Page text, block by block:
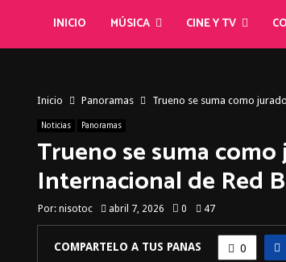
INICIO MÚSICA CINE Y TV
Inicio Panoramas Trueno se suma como
Noticias Panoramas
Trueno se suma como
Internacional de Red
Por: nisotoc abril 7, 2026 0 47
COMPARTELO A TUS PANAS 0